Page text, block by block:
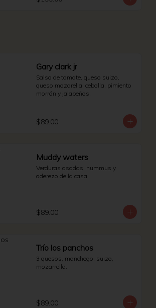
Gary clark jr
Salsa de tomate, queso suizo,
queso mozarella, cebolla, pimiento
morrón y jalapeños.
$89.00
Muddy waters
Verduras asadas, hummus y
aderezo de la casa.
$89.00
Trío los panchos
3 quesos, manchego, suizo,
mozarrella.
$89.00